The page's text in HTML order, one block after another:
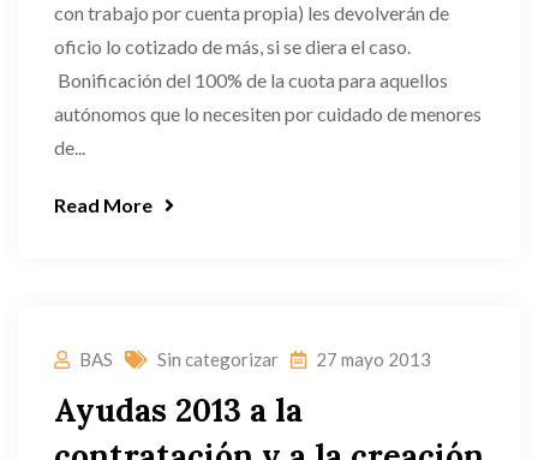
con trabajo por cuenta propia) les devolverán de
oficio lo cotizado de más, si se diera el caso.
Bonificación del 100% de la cuota para aquellos
autónomos que lo necesiten por cuidado de menores
de...
Read More
BAS Sin categorizar 27 mayo 2013
Ayudas 2013 a la